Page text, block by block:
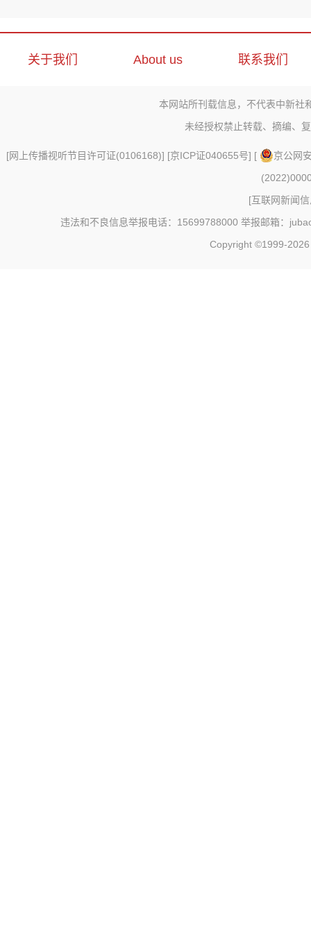
关于我们 About us 联系我们
本网站所刊载信息，不代表中新社
未经授权禁止转载、摘编、
[网上传播视听节目许可证(0106168)] [京ICP证040655号] [
京公网
[互联网新闻
违法和不良信息举报电话：15699788000 举报邮箱：
Copyright ©1999-